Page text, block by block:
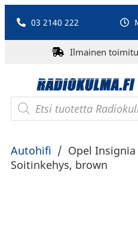
03 2140 222
Ilmainen
Autohifi / Opel
Soitinkehys, brown